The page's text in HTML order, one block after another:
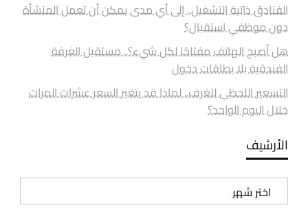
الفنادق ذاتية التشغيل.. إلى أي مدى يمكن أن تعمل المنشأة
دون موظفي استقبال؟
هل أصبح الهاتف مفتاحًا لكل شيء؟.. مستقبل الغرفة
الفندقية بلا بطاقات دخول
التسعير اللحظي للغرف.. لماذا قد يتغير السعر عشرات المرات
خلال اليوم الواحد؟
الأرشيف
الأرشيف